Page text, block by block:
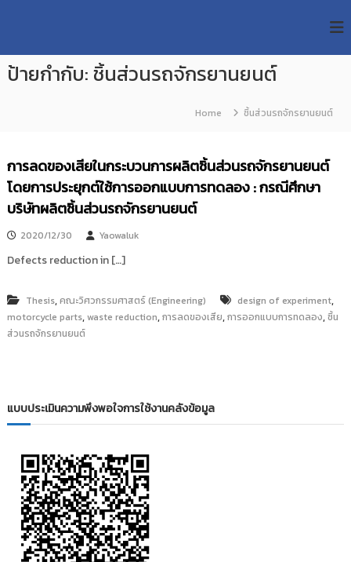
p
U
T
e
a
r
c
h
R
p
o
o
r
ค
ลั
ง
ข้
อ
วิ
ท
ท
โ
น
ล
ร
ม
ง
ค
รี
ป้ายกำกับ:ชิ้นส่วนรถจักรยานยนต์
Home ชิ้นส่วนรถจักรยานยนต์
การลดของเสียในกระบวนการผลิตชิ้นส่วนรถจักรยานยนต์
โดยการประยุกต์ใช้การออกแบบการทดลอง : กรณีศึกษา
บริษัทผลิตชิ้นส่วนรถจักรยานยนต์
2020/12/30 Yaowaluk
Defects reduction in […]
Thesis,คณะวิศวกรรมศาสตร์ (Engineering) design of experiment,
motorcycle parts,waste reduction,การลดของเสีย,การออกแบบการทดลอง,ชิ้น
ส่วนรถจักรยานยนต์
แบบประเมินความพึงพอใจการใช้งานคลังข้อมูล